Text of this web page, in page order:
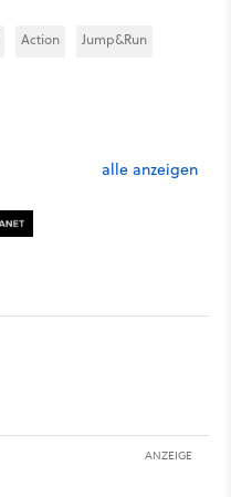
Action Jump&Run
alle anzeigen
ANZEIGE